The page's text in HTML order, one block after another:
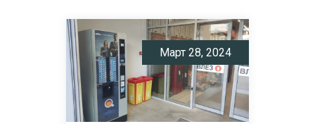
Март 28, 2024